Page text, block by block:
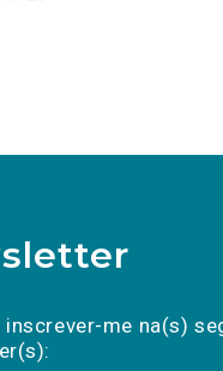
inscrever-me na(s)